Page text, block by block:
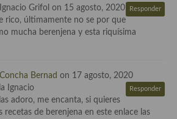
Grifol on 15 agosto, 2020 Responder
rico, últimamente no se por que
mucha berenjena y esta riquísima
Concha Bernad on 17 agosto, 2020
Responder
Ignacio
adoro, me encanta, si quieres
recetas de berenjena en este enlace las